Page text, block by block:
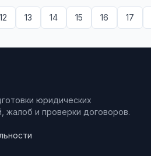
12 13 14 15 16 17
юридических
жалоб и проверки договоров.